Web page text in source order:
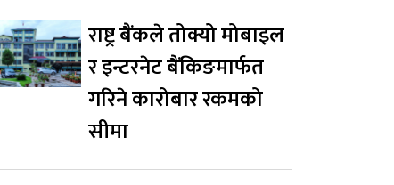
राष्ट्र बैंकले तोक्यो मोबाइल
र इन्टरनेट बैंकिङमार्फत
गरिने कारोबार रकमको
सीमा